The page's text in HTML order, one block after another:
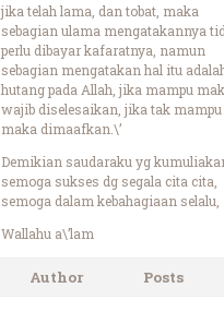
jika telah lama, dan tobat, maka
sebagian ulama mengatakannya
perlu dibayar kafaratnya, namun
sebagian mengatakan hal itu
hutang pada Allah, jika mampu
wajib diselesaikan, jika tak mampu
maka dimaafkan.\’
Demikian saudaraku yg
semoga sukses dg segala cita cita,
semoga dalam kebahagiaan selalu,
Wallahu a\’lam
Author Posts